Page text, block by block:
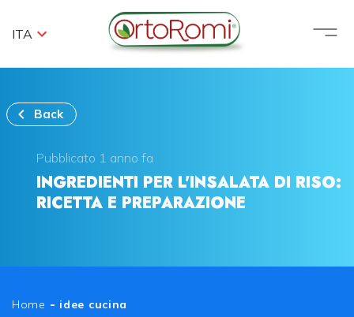
ITA
Back
Pubblicato 1 anno fa
INGREDIENTI PER L'INSALATA DI RISO:
RICETTA E PREPARAZIONE
Home - idee cucina